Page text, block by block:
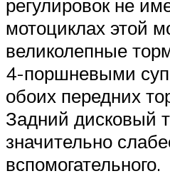
регулировок не
мотоциклах этой
великолепные
4-поршневыми
обоих передних
Задний дисковый
значительно
вспомогательного.